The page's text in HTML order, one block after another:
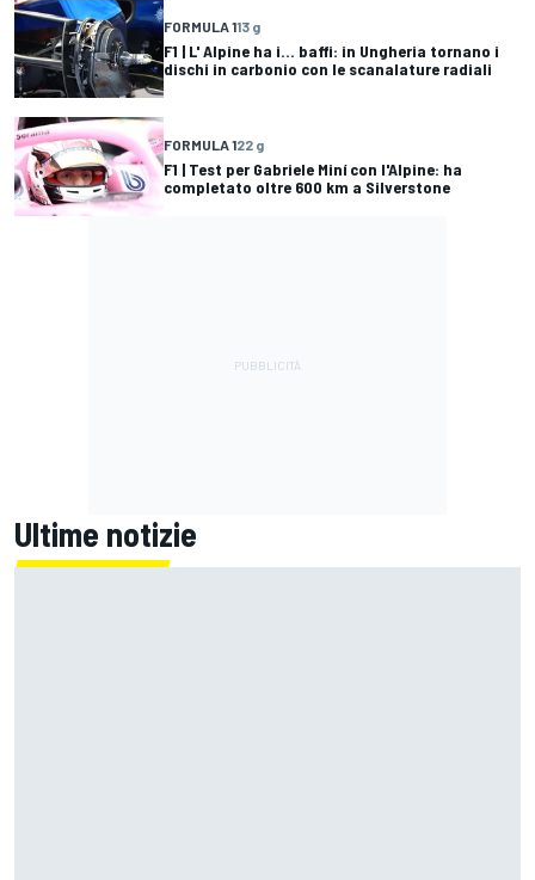
FORMULA 113 g
F1 | L' Alpine ha i... baffi: in Ungheria tornano i
dischi in carbonio con le scanalature radiali
FORMULA 122 g
F1 | Test per Gabriele Miní con l'Alpine: ha
completato oltre 600 km a Silverstone
Ultime notizie